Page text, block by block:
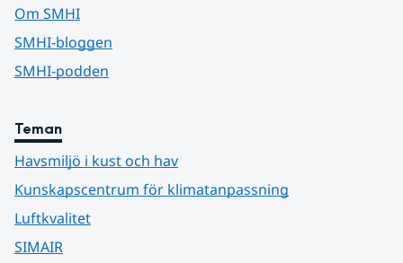
Om SMHI
SMHI-bloggen
SMHI-podden
Teman
Havsmiljö i kust och hav
Kunskapscentrum för klimatanpassning
Luftkvalitet
SIMAIR